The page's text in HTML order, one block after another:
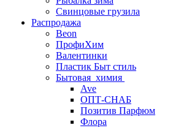
Свинцовые грузила
Распродажа
Beon
ПрофиХим
Валентинки
Пластик Быт стиль
Бытовая_химия
Ave
ОПТ-СНАБ
Позитив Парфюм
Флора